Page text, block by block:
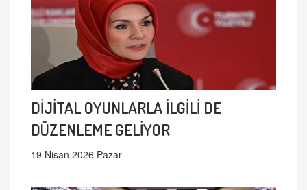
DİJİTAL OYUNLARLA İLGİLİ DE
DÜZENLEME GELİYOR
19 Nisan 2026 Pazar